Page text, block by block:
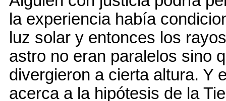
la experiencia había
luz solar y entonces los
astro no eran paralelos sino
divergieron a cierta altura. Y
acerca a la hipótesis de la